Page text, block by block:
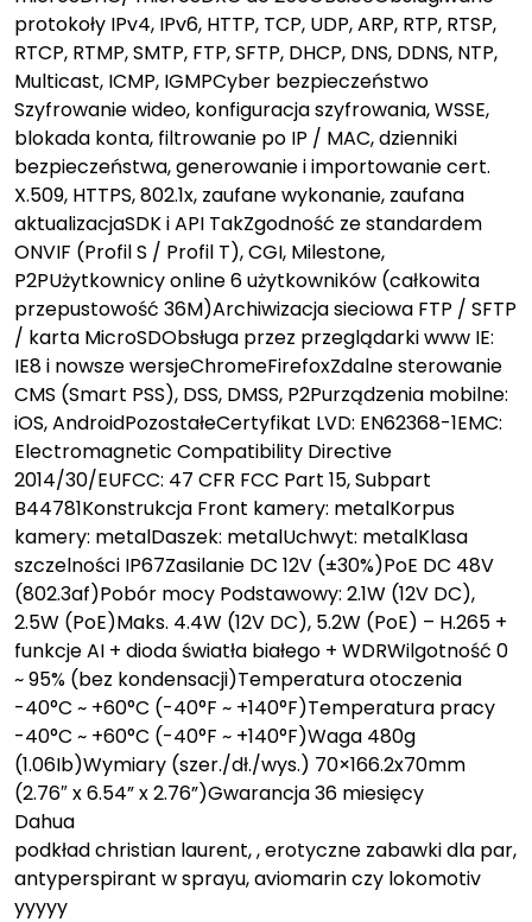
protokoły IPv4, IPv6, HTTP, TCP, UDP, ARP, RTP, RTSP,
RTCP, RTMP, SMTP, FTP, SFTP, DHCP, DNS, DDNS, NTP,
Multicast, ICMP, IGMPCyber bezpieczeństwo
Szyfrowanie wideo, konfiguracja szyfrowania, WSSE,
blokada konta, filtrowanie po IP / MAC, dzienniki
bezpieczeństwa, generowanie i importowanie cert.
X.509, HTTPS, 802.1x, zaufane wykonanie, zaufana
aktualizacjaSDK i API TakZgodność ze standardem
ONVIF (Profil S / Profil T), CGI, Milestone,
P2PUżytkownicy online 6 użytkowników (całkowita
przepustowość 36M)Archiwizacja sieciowa FTP / SFTP
/ karta MicroSDObsługa przez przeglądarki www IE:
IE8 i nowsze wersjeChromeFirefoxZdalne sterowanie
CMS (Smart PSS), DSS, DMSS, P2Purządzenia mobilne:
iOS, AndroidPozostałeCertyfikat LVD: EN62368-1EMC:
Electromagnetic Compatibility Directive
2014/30/EUFCC: 47 CFR FCC Part 15, Subpart
B44781Konstrukcja Front kamery: metalKorpus
kamery: metalDaszek: metalUchwyt: metalKlasa
szczelności IP67Zasilanie DC 12V (±30%)PoE DC 48V
(802.3af)Pobór mocy Podstawowy: 2.1W (12V DC),
2.5W (PoE)Maks. 4.4W (12V DC), 5.2W (PoE) – H.265 +
funkcje AI + dioda światła białego + WDRWilgotność 0
~ 95% (bez kondensacji)Temperatura otoczenia
-40°C ~ +60°C (-40°F ~ +140°F)Temperatura pracy
-40°C ~ +60°C (-40°F ~ +140°F)Waga 480g
(1.06Ib)Wymiary (szer./dł./wys.) 70×166.2x70mm
(2.76″ x 6.54” x 2.76”)Gwarancja 36 miesięcy
Dahua
podkład christian laurent, , erotyczne zabawki dla par,
antyperspirant w sprayu, aviomarin czy lokomotiv
yyyyy